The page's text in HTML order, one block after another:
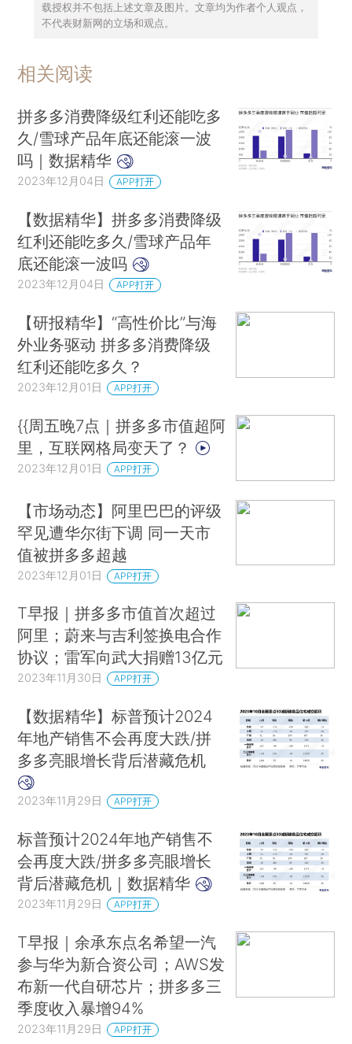
载授权并不包括上述文章及图片。文章均为作者个人观点，
不代表财新网的立场和观点。
相关阅读
拼多多消费降级红利还能吃多
久/雪球产品年底还能滚一波
吗｜数据精华
2023年12月04日 APP打开
【数据精华】拼多多消费降级
红利还能吃多久/雪球产品年
底还能滚一波吗
2023年12月04日 APP打开
【研报精华】“高性价比”与海
外业务驱动 拼多多消费降级
红利还能吃多久？
2023年12月01日 APP打开
{{周五晚7点｜拼多多市值超阿
里，互联网格局变天了？
2023年12月01日 APP打开
【市场动态】阿里巴巴的评级
罕见遭华尔街下调 同一天市
值被拼多多超越
2023年12月01日 APP打开
T早报｜拼多多市值首次超过
阿里；蔚来与吉利签换电合作
协议；雷军向武大捐赠13亿元
2023年11月30日 APP打开
【数据精华】标普预计2024
年地产销售不会再度大跌/拼
多多亮眼增长背后潜藏危机
2023年11月29日 APP打开
标普预计2024年地产销售不
会再度大跌/拼多多亮眼增长
背后潜藏危机｜数据精华
2023年11月29日 APP打开
T早报｜余承东点名希望一汽
参与华为新合资公司；AWS发
布新一代自研芯片；拼多多三
季度收入暴增94%
2023年11月29日 APP打开